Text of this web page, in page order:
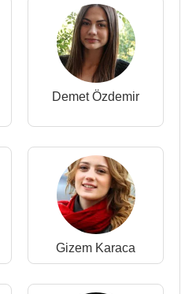
Demet Özdemir
Gizem Karaca